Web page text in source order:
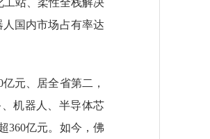
站、柔性全栈解决
国内市场占有率达
元、居全省第二，
机器人、半导体芯
360亿元。如今，佛